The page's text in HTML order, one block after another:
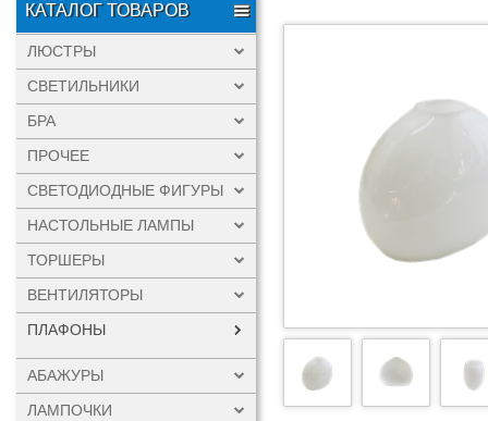
КАТАЛОГ ТОВАРОВ
ЛЮСТРЫ
СВЕТИЛЬНИКИ
БРА
ПРОЧЕЕ
СВЕТОДИОДНЫЕ ФИГУРЫ
НАСТОЛЬНЫЕ ЛАМПЫ
ТОРШЕРЫ
ВЕНТИЛЯТОРЫ
ПЛАФОНЫ
АБАЖУРЫ
ЛАМПОЧКИ